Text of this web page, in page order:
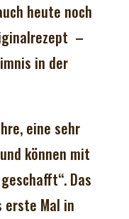
heute noch
–
in der
eine sehr
können mit
Das
erste Mal in